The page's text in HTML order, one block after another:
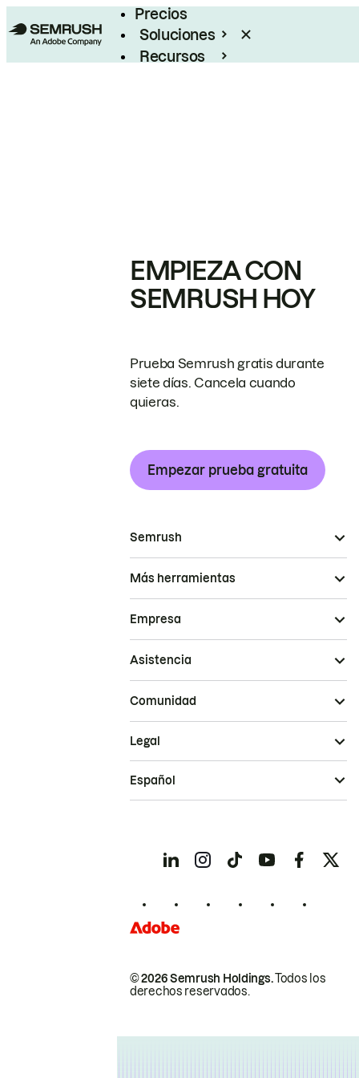
Precios
Soluciones
Recursos
EMPIEZA CON
SEMRUSH HOY
Prueba Semrush gratis durante
siete días. Cancela cuando
quieras.
Empezar prueba gratuita
Semrush
Más herramientas
Empresa
Asistencia
Comunidad
© 2026 Semrush Holdings.Todos los
derechos reservados.
Legal
Español